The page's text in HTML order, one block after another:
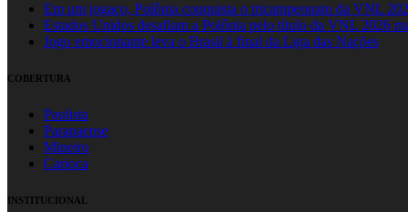
Em um jogaço, Polônia conquista o tricampeonato da VNL
Estados Unidos desafiam a Polônia pelo título da VNL 2026
Jogo emocionante leva o Brasil à final da Liga das Nações
COBERTURA
Paulista
Paranaense
Mineiro
Carioca
INSTITUCIONAL